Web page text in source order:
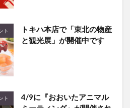
ト
トキハ本店で「東北の物産
と観光展」が開催中です
ト
4/9に『おおいたアニマル